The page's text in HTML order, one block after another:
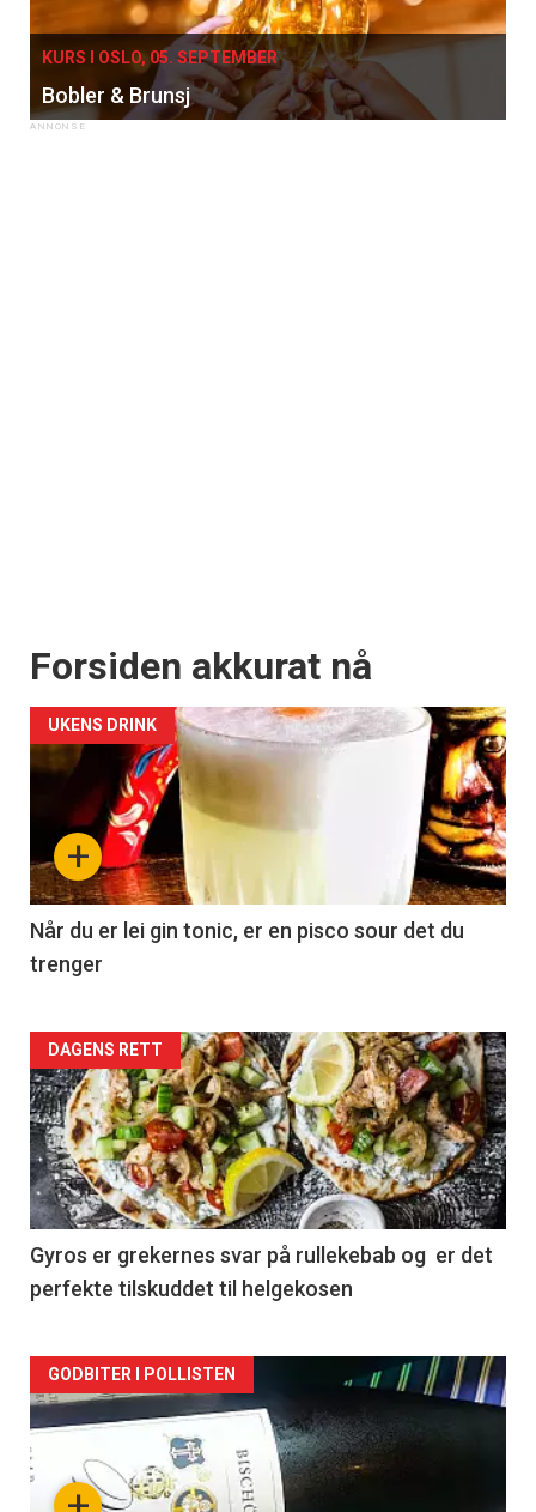
KURS I OSLO, 05. SEPTEMBER
Bobler & Brunsj
Forsiden akkurat nå
+
UKENS DRINK
Når du er lei gin tonic, er en pisco sour det du
trenger
Forsiden
akkurat
nå
-
2
DAGENS RETT
Gyros er grekernes svar på rullekebab og er det
perfekte tilskuddet til helgekosen
Forsiden
akkurat
nå
GODBITER I POLLISTEN